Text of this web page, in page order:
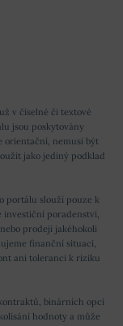
v číselné či textové
jsou poskytovány
orientační, nemusí být
jako jediný podklad
portálu slouží pouze k
investiční poradenství,
prodeji jakéhokoli
finanční situaci,
ani toleranci k riziku
binárních opcí
hodnoty a může